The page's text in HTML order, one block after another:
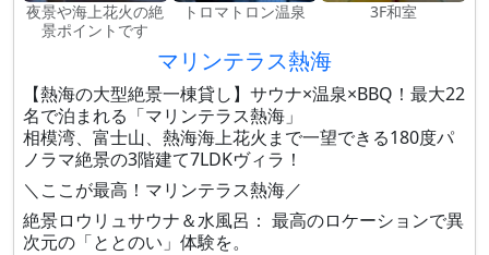
夜景や海上花火の絶
景ポイントです
トロマトロン温泉 3F和室
マリンテラス熱海
【熱海の大型絶景一棟貸し】サウナ×温泉×BBQ！最大22
名で泊まれる「マリンテラス熱海」
相模湾、富士山、熱海海上花火まで一望できる180度パ
ノラマ絶景の3階建て7LDKヴィラ！
＼ここが最高！マリンテラス熱海／
絶景ロウリュサウナ＆水風呂： 最高のロケーションで異
次元の「ととのい」体験を。